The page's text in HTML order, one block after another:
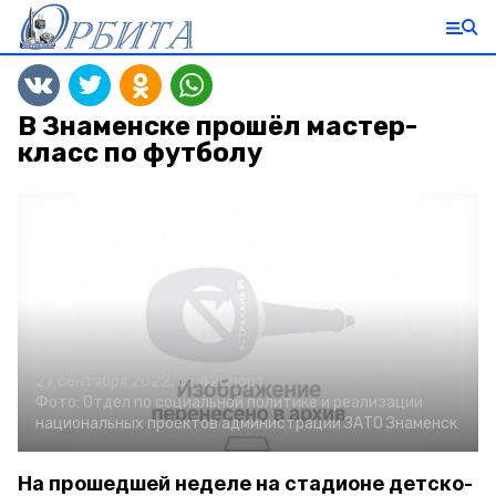
В Знаменске прошёл мастер-
класс по футболу
27 сентября 2022, 07:42Спорт
Фото: Отдел по социальной политике и реализации
национальных проектов администрации ЗАТО Знаменск
На прошедшей неделе на стадионе детско-